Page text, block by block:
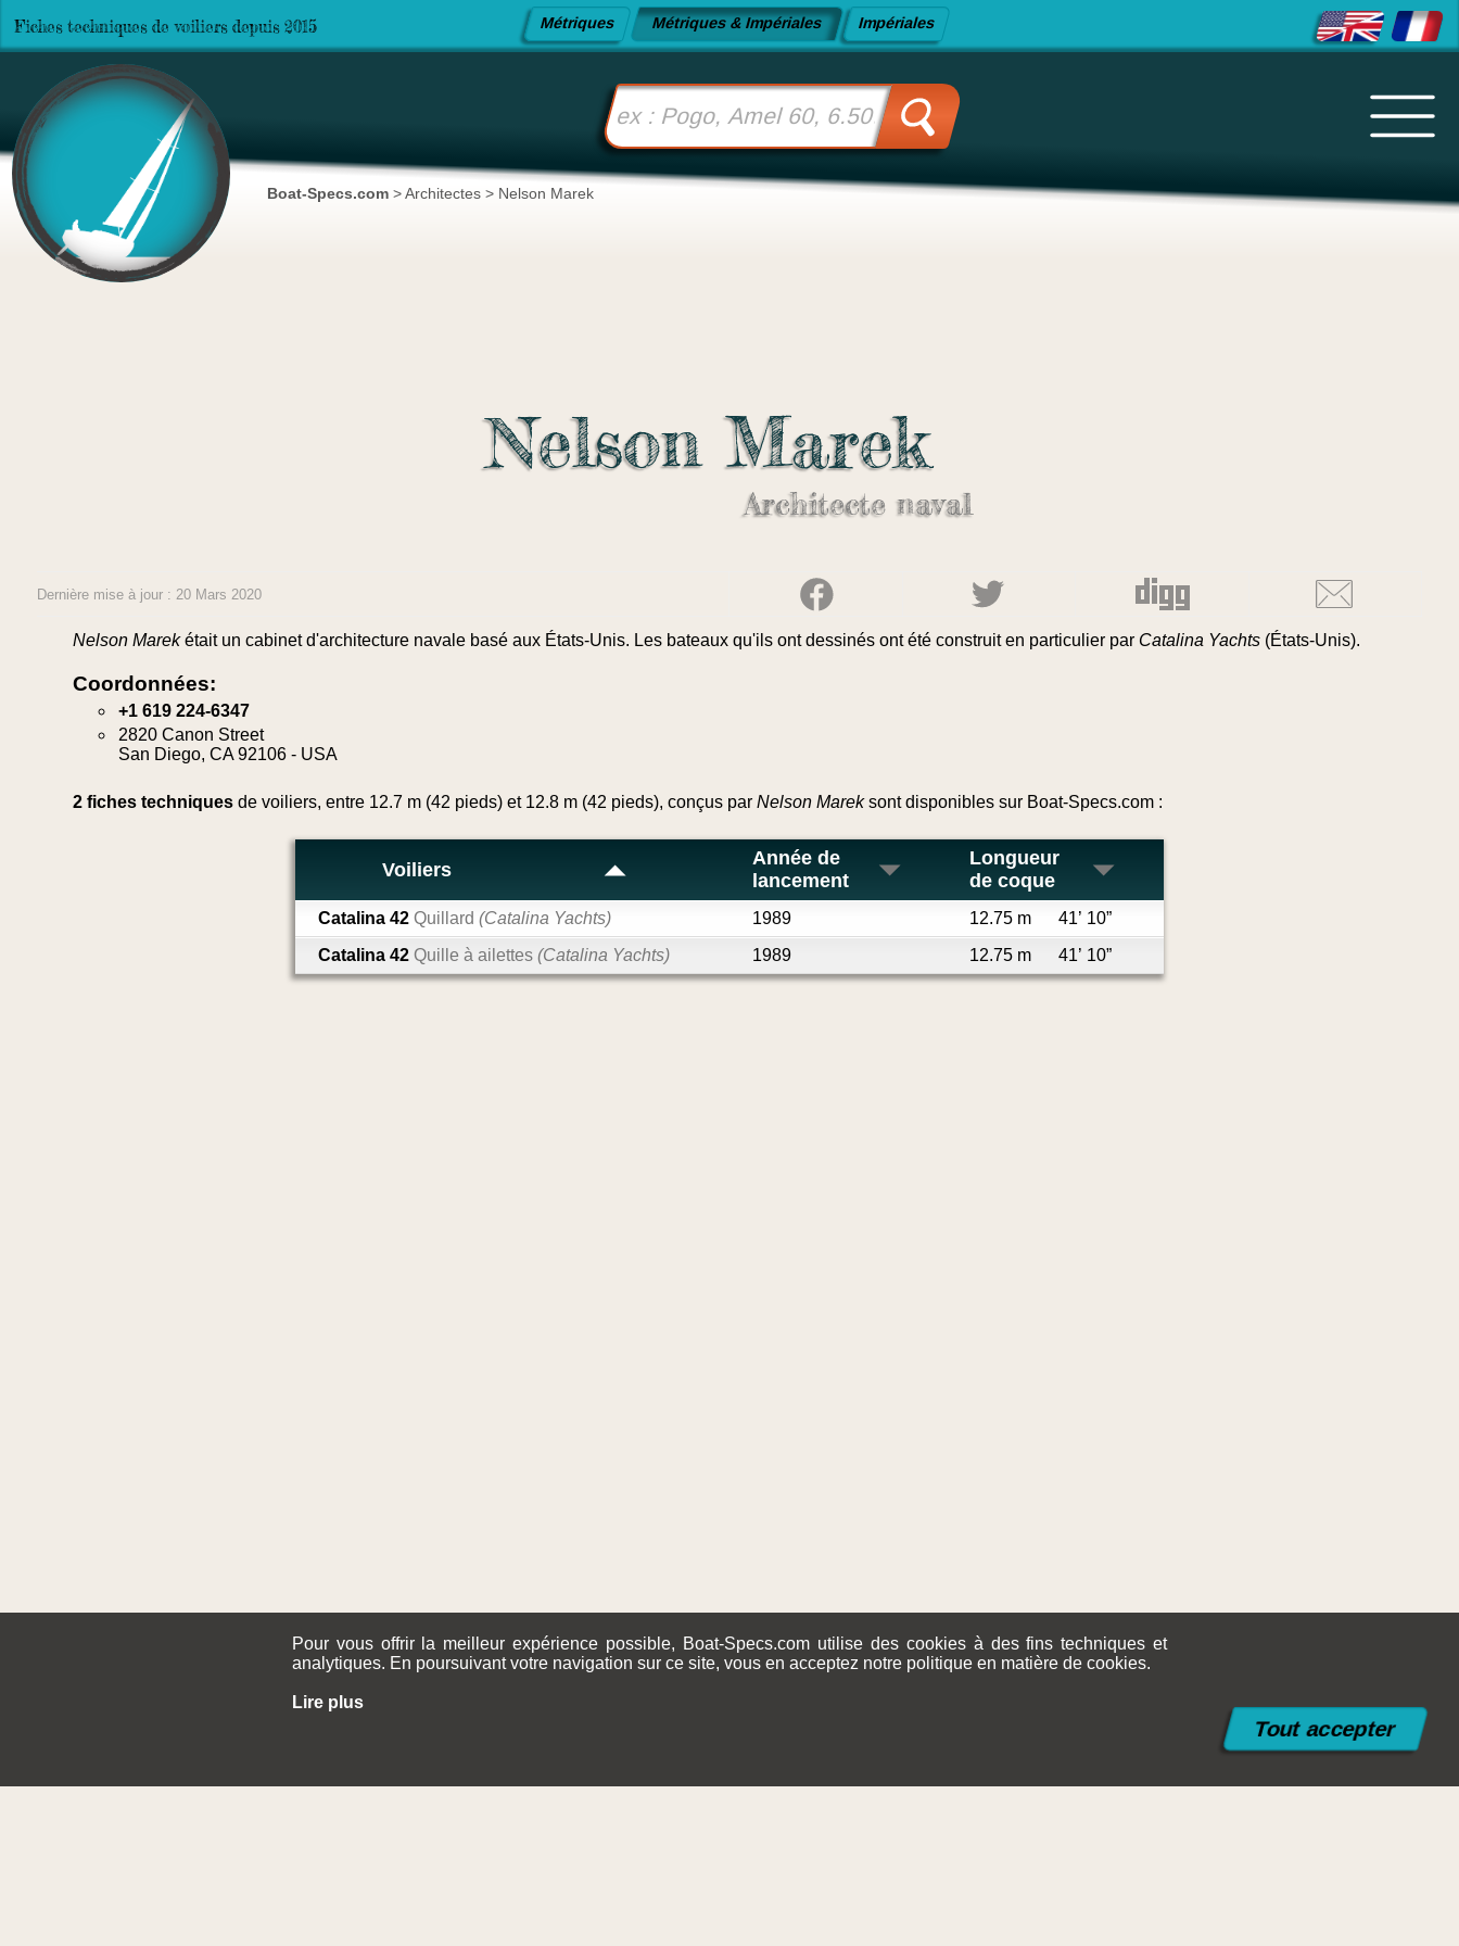
Fiches techniques de voiliers depuis 2015 Métriques Métriques & Impériales Impériales
Boat-Specs.com >Architectes > Nelson Marek
Nelson Marek
Architecte naval
Dernière mise à jour : 20 Mars 2020
Nelson Marekétait un cabinet d'architecture navale basé aux États-Unis. Les bateaux qu'ils ont dessinés ont été construit en particulier par Catalina Yachts (États-Unis).
Coordonnées:
+1 619 224-6347
2820 Canon Street
San Diego, CA 92106 - USA
2 fiches techniques de voiliers, entre 12.7 m (42 pieds) et 12.8 m (42 pieds), conçus parNelson Mareksont disponibles sur Boat-Specs.com :
Voiliers
Année de
lancement
Longueur
de coque
Catalina 42Quillard (Catalina Yachts) 1989 12.75 m
41’ 10”
Catalina 42Quille à ailettes (Catalina Yachts) 1989 12.75 m 41’ 10”
Pour vous offrir la meilleur expérience possible, Boat-Specs.com utilise des cookies à des fins techniques et
analytiques. En poursuivant votre navigation sur ce site, vous en acceptez notre politique en matière de cookies.
Lire plus